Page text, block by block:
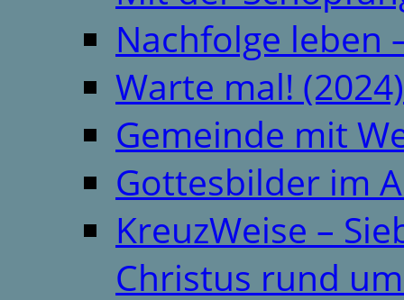
Nachfolge leben
Warte mal! (2024)
Gemeinde mit
Gottesbilder im
KreuzWeise –
Christus rund